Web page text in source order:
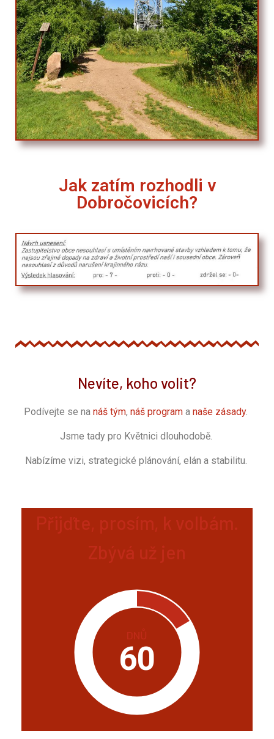
Jak zatím rozhodli v
Dobročovicích?
Nevíte, koho volit?
Podívejte se na náš tým, náš program a naše zásady.
Jsme tady pro Květnici dlouhodobě.
Nabízíme vizi, strategické plánování, elán a stabilitu.
60